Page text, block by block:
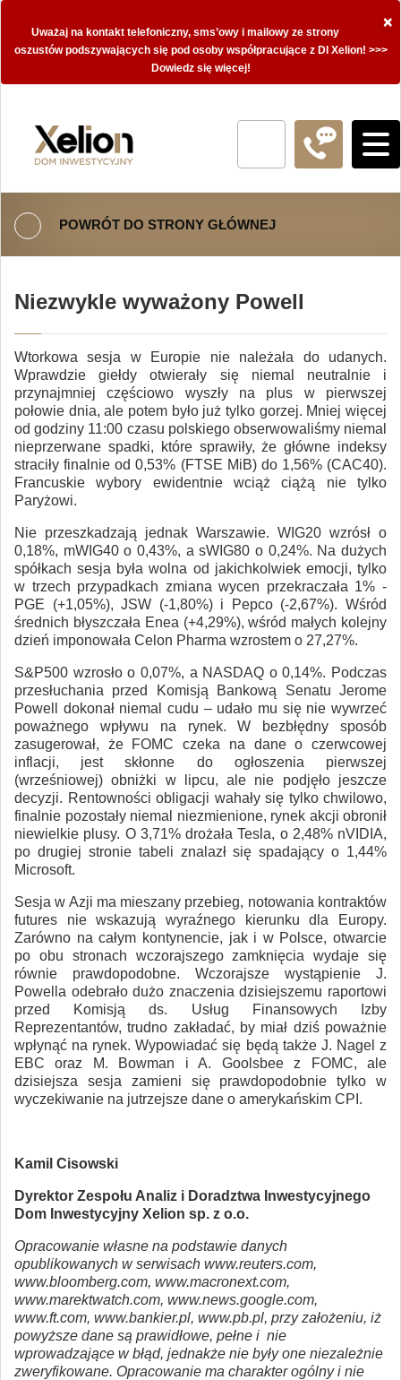
×
Uważaj na kontakt telefoniczny, sms’owy i mailowy ze strony
oszustów podszywających się pod osoby współpracujące z DI Xelion! >>>
Dowiedz się więcej!
POWRÓT DO STRONY GŁÓWNEJ
Niezwykle wyważony Powell
Wtorkowa sesja w Europie nie należała do udanych.
Wprawdzie giełdy otwierały się niemal neutralnie i
przynajmniej częściowo wyszły na plus w pierwszej
połowie dnia, ale potem było już tylko gorzej. Mniej więcej
od godziny 11:00 czasu polskiego obserwowaliśmy niemal
nieprzerwane spadki, które sprawiły, że główne indeksy
straciły finalnie od 0,53% (FTSE MiB) do 1,56% (CAC40).
Francuskie wybory ewidentnie wciąż ciążą nie tylko
Paryżowi.
Nie przeszkadzają jednak Warszawie. WIG20 wzrósł o
0,18%, mWIG40 o 0,43%, a sWIG80 o 0,24%. Na dużych
spółkach sesja była wolna od jakichkolwiek emocji, tylko
w trzech przypadkach zmiana wycen przekraczała 1% -
PGE (+1,05%), JSW (-1,80%) i Pepco (-2,67%). Wśród
średnich błyszczała Enea (+4,29%), wśród małych kolejny
dzień imponowała Celon Pharma wzrostem o 27,27%.
S&P500 wzrosło o 0,07%, a NASDAQ o 0,14%. Podczas
przesłuchania przed Komisją Bankową Senatu Jerome
Powell dokonał niemal cudu – udało mu się nie wywrzeć
poważnego wpływu na rynek. W bezbłędny sposób
zasugerował, że FOMC czeka na dane o czerwcowej
inflacji, jest skłonne do ogłoszenia pierwszej
(wrześniowej) obniżki w lipcu, ale nie podjęło jeszcze
decyzji. Rentowności obligacji wahały się tylko chwilowo,
finalnie pozostały niemal niezmienione, rynek akcji obronił
niewielkie plusy. O 3,71% drożała Tesla, o 2,48% nVIDIA,
po drugiej stronie tabeli znalazł się spadający o 1,44%
Microsoft.
Sesja w Azji ma mieszany przebieg, notowania kontraktów
futures nie wskazują wyraźnego kierunku dla Europy.
Zarówno na całym kontynencie, jak i w Polsce, otwarcie
po obu stronach wczorajszego zamknięcia wydaje się
równie prawdopodobne. Wczorajsze wystąpienie J.
Powella odebrało dużo znaczenia dzisiejszemu raportowi
przed Komisją ds. Usług Finansowych Izby
Reprezentantów, trudno zakładać, by miał dziś poważnie
wpłynąć na rynek. Wypowiadać się będą także J. Nagel z
EBC oraz M. Bowman i A. Goolsbee z FOMC, ale
dzisiejsza sesja zamieni się prawdopodobnie tylko w
wyczekiwanie na jutrzejsze dane o amerykańskim CPI.
Kamil Cisowski
Dyrektor Zespołu Analiz i Doradztwa Inwestycyjnego
Dom Inwestycyjny Xelion sp. z o.o.
Opracowanie własne na podstawie danych
opublikowanych w serwisach www.reuters.com,
www.bloomberg.com, www.macronext.com,
www.marektwatch.com, www.news.google.com,
www.ft.com, www.bankier.pl, www.pb.pl, przy założeniu, iż
powyższe dane są prawidłowe, pełne i nie
wprowadzające w błąd, jednakże nie były one niezależnie
zweryfikowane. Opracowanie ma charakter ogólny i nie